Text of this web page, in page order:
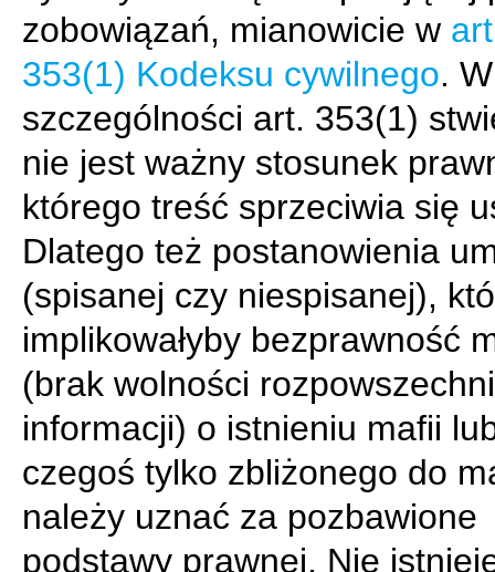
zobowiązań, mianowicie w
353(1) Kodeksu cywilnego. W
szczególności art. 353(1)
nie jest ważny stosunek
którego treść sprzeciwia się
Dlatego też postanowienia
(spisanej czy niespisanej),
implikowałyby bezprawność
(brak wolności
informacji) o istnieniu mafii
czegoś tylko zbliżonego do
należy uznać za pozbawione
podstawy prawnej. Nie